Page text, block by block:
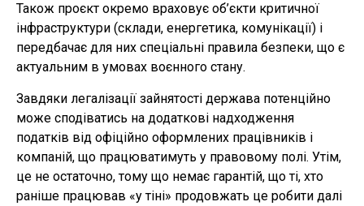
Також проєкт окремо враховує об’єкти критичної
інфраструктури (склади, енергетика, комунікації) і
передбачає для них спеціальні правила безпеки, що є
актуальним в умовах воєнного стану.
Завдяки легалізації зайнятості держава потенційно
може сподіватись на додаткові надходження
податків від офіційно оформлених працівників і
компаній, що працюватимуть у правовому полі. Утім,
це не остаточно, тому що немає гарантій, що ті, хто
раніше працював «у тіні» продовжать це робити далі